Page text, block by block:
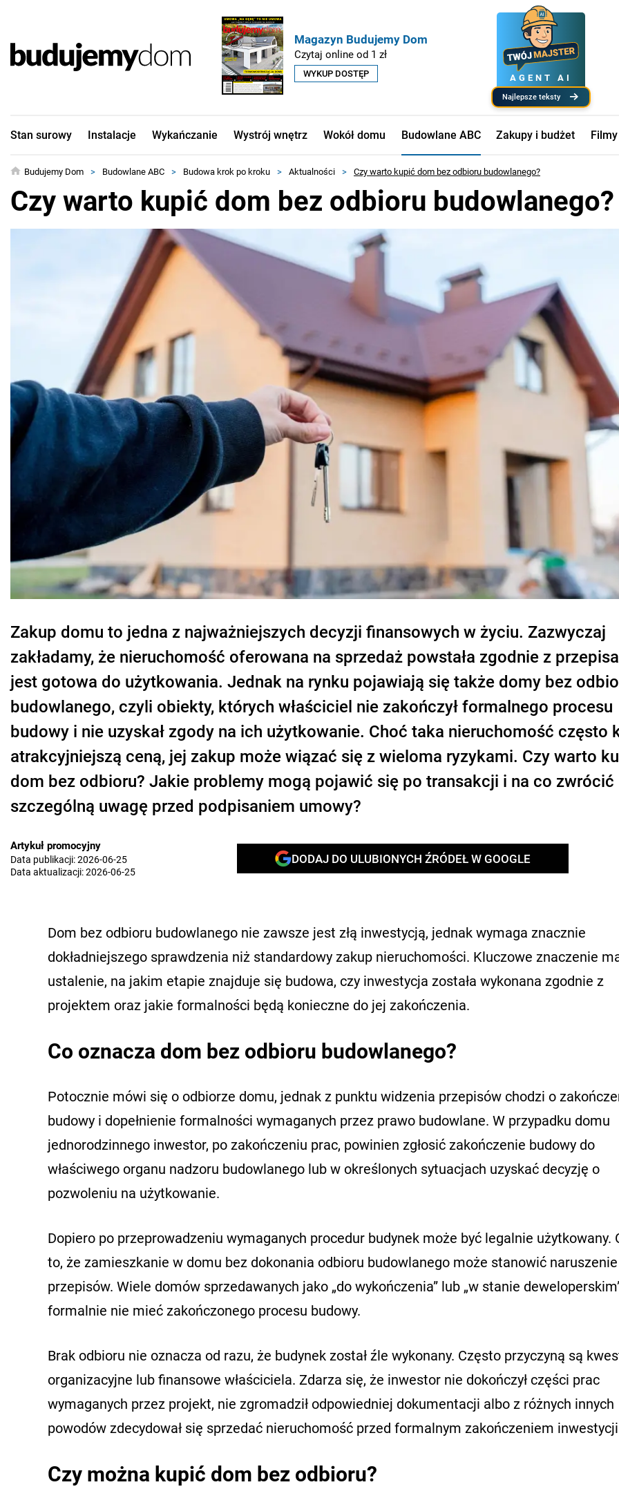
Magazyn Budujemy Dom
Czytaj online od 1 zł
WYKUP DOSTĘP AGENT AI
najlepsze teksty
Stan surowy Instalacje Wykańczanie Wystrój wnętrz Wokół domu Budowlane ABC Zakupy i budżet Filmy
Budujemy Dom > Budowlane ABC > Budowa krok po kroku > Aktualności > Czy warto kupić dom bez odbioru budowlanego?
Czy warto kupić dom bez odbioru budowlanego?
Zakup domu to jedna z najważniejszych decyzji finansowych w życiu. Zazwyczaj
zakładamy, że nieruchomość oferowana na sprzedaż powstała zgodnie z
jest gotowa do użytkowania. Jednak na rynku pojawiają się także domy bez
budowlanego, czyli obiekty, których właściciel nie zakończył formalnego procesu
budowy i nie uzyskał zgody na ich użytkowanie. Choć taka nieruchomość często
atrakcyjniejszą ceną, jej zakup może wiązać się z wieloma ryzykami. Czy warto
dom bez odbioru? Jakie problemy mogą pojawić się po transakcji i na co zwrócić
szczególną uwagę przed podpisaniem umowy?
Artykuł promocyjny
Data publikacji:2026-06-25
Data aktualizacji:2026-06-25
DODAJ DO ULUBIONYCH ŹRÓDEŁ W GOOGLE
Dom bez odbioru budowlanego nie zawsze jest złą inwestycją, jednak wymaga znacznie
dokładniejszego sprawdzenia niż standardowy zakup nieruchomości. Kluczowe znaczenie
ustalenie, na jakim etapie znajduje się budowa, czy inwestycja została wykonana zgodnie z
projektem oraz jakie formalności będą konieczne do jej zakończenia.
Co oznacza dom bez odbioru budowlanego?
Potocznie mówi się o odbiorze domu, jednak z punktu widzenia przepisów chodzi o
budowy i dopełnienie formalności wymaganych przez prawo budowlane. W przypadku domu
jednorodzinnego inwestor, po zakończeniu prac, powinien zgłosić zakończenie budowy do
właściwego organu nadzoru budowlanego lub w określonych sytuacjach uzyskać decyzję o
pozwoleniu na użytkowanie.
Dopiero po przeprowadzeniu wymaganych procedur budynek może być legalnie użytkowany.
to, że zamieszkanie w domu bez dokonania odbioru budowlanego może stanowić naruszenie
przepisów. Wiele domów sprzedawanych jako „do wykończenia” lub „w stanie
formalnie nie mieć zakończonego procesu budowy.
Brak odbioru nie oznacza od razu, że budynek został źle wykonany. Często przyczyną są
organizacyjne lub finansowe właściciela. Zdarza się, że inwestor nie dokończył części prac
wymaganych przez projekt, nie zgromadził odpowiedniej dokumentacji albo z różnych innych
powodów zdecydował się sprzedać nieruchomość przed formalnym zakończeniem
Czy można kupić dom bez odbioru?